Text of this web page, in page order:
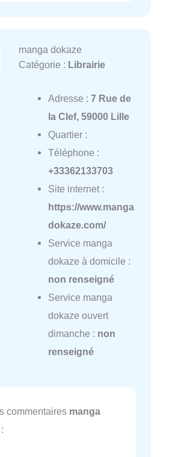
manga dokaze
Catégorie : Librairie
Adresse : 7 Rue de
la Clef, 59000 Lille
Quartier :
Téléphone :
+33362133703
Site internet :
https://www.manga
dokaze.com/
Service manga
dokaze à domicile :
non renseigné
Service manga
dokaze ouvert
dimanche : non
renseigné
commentaires manga
: